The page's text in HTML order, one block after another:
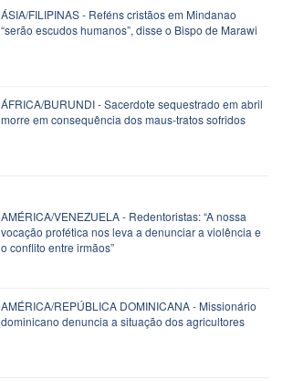
ÁSIA/FILIPINAS - Reféns cristãos em Mindanao
“serão escudos humanos”, disse o Bispo de Marawi
ÁFRICA/BURUNDI - Sacerdote sequestrado em abril
morre em consequência dos maus-tratos sofridos
AMÉRICA/VENEZUELA - Redentoristas: “A nossa
vocação profética nos leva a denunciar a violência e
o conflito entre irmãos”
AMÉRICA/REPÚBLICA DOMINICANA - Missionário
dominicano denuncia a situação dos agricultores